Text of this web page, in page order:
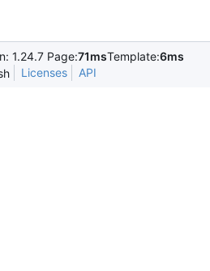
1.24.7 Page:71msTemplate:6ms
Licenses API